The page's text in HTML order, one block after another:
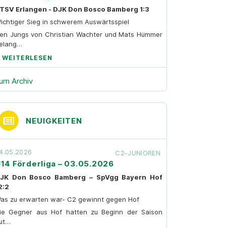
Erlangen - DJK Don Bosco Bamberg 1:3
Sieg in schwerem Auswärtsspiel
Jungs von Christian Wachter und Mats Hümmer
WEITERLESEN
Archiv
NEUIGKEITEN
C2-JUNIOREN
Förderliga – 03.05.2026
Don Bosco Bamberg – SpVgg Bayern Hof
zu erwarten war- C2 gewinnt gegen Hof
Gegner aus Hof hatten zu Beginn der Saison